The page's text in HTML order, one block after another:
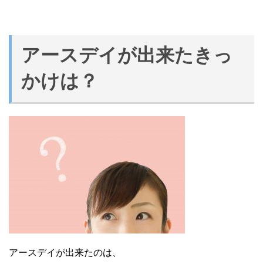
アースデイが出来たきっ
かけは？
アースデイが出来たのは、